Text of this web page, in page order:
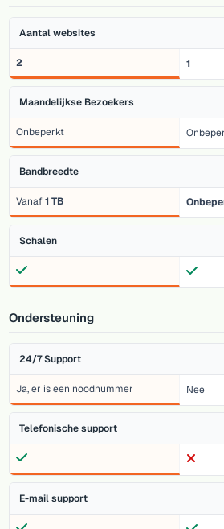
Aantal websites
2 1
Maandelijkse Bezoekers
Onbeperkt
Bandbreedte
Vanaf1 TB
Schalen
Ondersteuning
24/7 Support
Ja, er is een noodnummer Nee
Telefonische support
E-mail support